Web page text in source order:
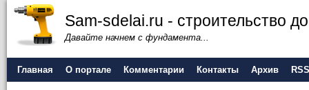
Sam-sdelai.ru - строительство
Давайте начнем с фундамента...
Главная О портале Комментарии Контакты Архив RSS